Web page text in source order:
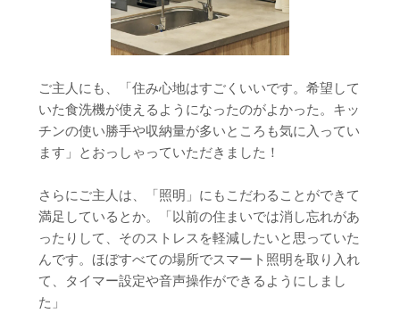
ご主人にも、「住み心地はすごくいいです。希望して
いた食洗機が使えるようになったのがよかった。キッ
チンの使い勝手や収納量が多いところも気に入ってい
ます」とおっしゃっていただきました！
さらにご主人は、「照明」にもこだわることができて
満足しているとか。「以前の住まいでは消し忘れがあ
ったりして、そのストレスを軽減したいと思っていた
んです。ほぼすべての場所でスマート照明を取り入れ
て、タイマー設定や音声操作ができるようにしまし
た」